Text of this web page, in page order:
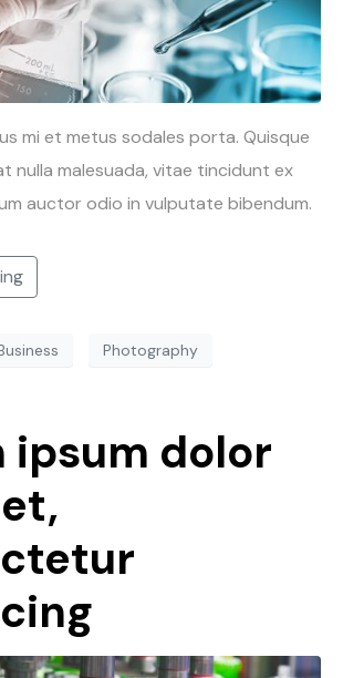
mi et metus sodales porta. Quisque
nulla malesuada, vitae tincidunt ex
auctor odio in vulputate bibendum.
Photography
ipsum dolor